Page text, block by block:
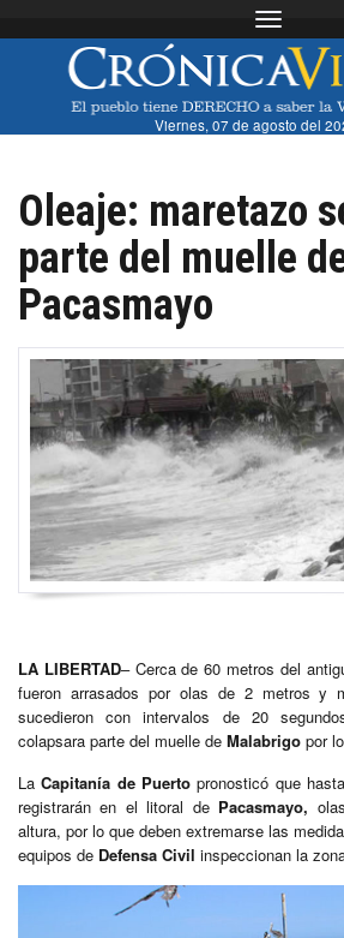
Toggle
Viernes, 07 de agosto del
Oleaje: maretazo
parte del muelle
Pacasmayo
LA LIBERTAD– Cerca de 60 metros del
fueron arrasados por olas de 2 metros y
sucedieron con intervalos de 20
colapsara parte del muelle de Malabrigo por
LaCapitanía de Puerto pronosticó que
registrarán en el litoral de Pacasmayo,
altura, por lo que deben extremarse las
equipos de Defensa Civil inspeccionan la